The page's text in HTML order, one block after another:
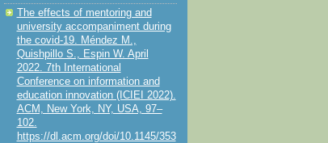
The effects of mentoring and
university accompaniment during
the covid-19. Méndez M.,
Quishpillo S., Espin W. April
2022. 7th International
Conference on information and
education innovation (ICIEI 2022).
ACM, New York, NY, USA, 97–
102.
https://dl.acm.org/doi/10.1145/353